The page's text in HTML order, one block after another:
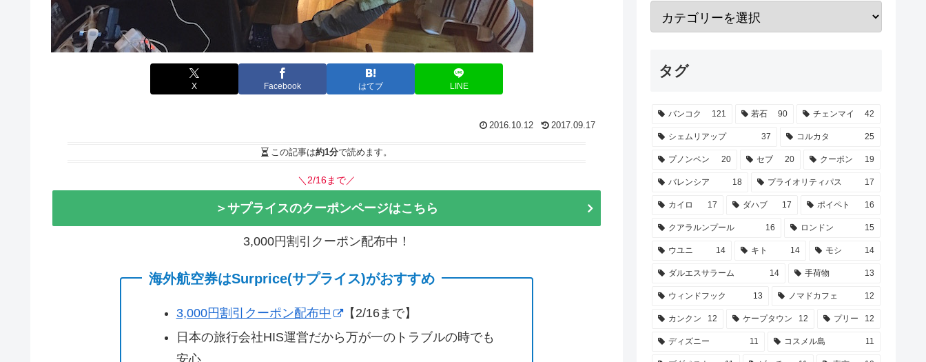
X Facebook はてブ LINE
2016.10.12 2017.09.17
この記事は約1分で読めます。
＼2/16まで／
＞サプライスのクーポンページはこちら
3,000円割引クーポン配布中！
海外航空券はSurprice(サプライス)がおすすめ
3,000円割引クーポン配布中
【2/16まで】
日本の旅行会社HIS運営だから万が一のトラブルの時でも
タグ
バンコク 121 若石 90 チェンマイ 42
シェムリアップ 37 コルカタ 25
プノンペン 20 セブ 20 クーポン 19
バレンシア 18 プライオリティパス 17
カイロ 17 ダハブ 17 ポイペト 16
クアラルンプール 16 ロンドン 15
ウユニ 14 キト 14 モシ 14
ダルエスサラーム 14 手荷物 13
ウィンドフック 13 ノマドカフェ 12
カンクン 12 ケープタウン 12 プリー 12
ディズニー 11 コスメル島 11